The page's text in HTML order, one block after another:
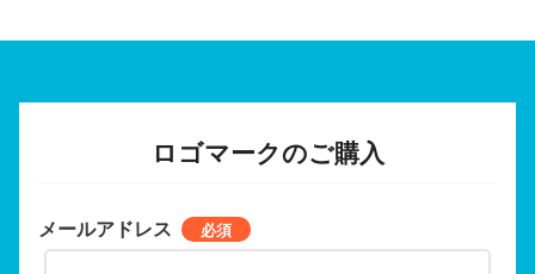
ロゴマークのご購入
メールアドレス